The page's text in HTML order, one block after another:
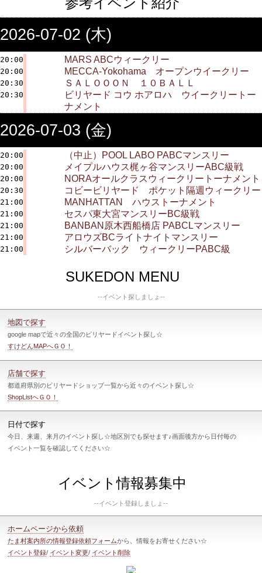
2026-07-02 (木)
20:00 MARS ABCウィークリー
20:00 MECCA-Yokohama オープンウイークリー
20:30 ＳＡＬＯＯＯＮ １０ＢＡＬＬ
20:30
ビリヤード コウ ホアロハ ウイークリートー
ナメント
2026-07-03 (金)
20:00 （中止）POOL LABO PABCマンスリー
20:00 メイプルハウス梶ヶ谷マンスリーABC級戦
20:00 NORAオールクラスウィークリートーナメント
20:30 コビービリヤード ポケット隔週ウィークリー
21:00 MANHATTAN ハウストーナメント
21:00 セスパ東大宮マンスリーBC級戦
21:00 BANBAN原木西船橋店 PABCLマンスリー
21:00 アロウズBCライトナイトマンスリー
21:00 シルバーバック ウィークリーPABC級
SUKEDON MENU
--イベント探しましょ--
地図で探す
google mapで近々の全国のビリヤードイベント探し☆
すけどんMAPへＧＯ！
店舗で探す
都道府県別のビリヤードショップ一覧から近々のイベント探し☆
ShopListへＧＯ！
日付で探す
今日、来週、来月のイベント探し☆地区別でも探せます♪画面後方から日付毎の
イベント一覧を確認してください☆
イベント情報募集中
--イベント登録しましょ--
ホームページから依頼
たま村案内所の情報登録依頼フォームから、情報をお寄せください☆
イベント登録/ イベント変更/ イベント削除